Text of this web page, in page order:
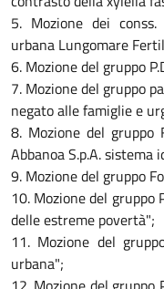
5. Mozione dei
urbana Lungomare
6. Mozione del gruppo
7. Mozione del gruppo
negato alle famiglie e
8. Mozione del
Abbanoa S.p.A. sistema
9. Mozione del gruppo
10. Mozione del gruppo
delle estreme povertà";
11. Mozione del
urbana";